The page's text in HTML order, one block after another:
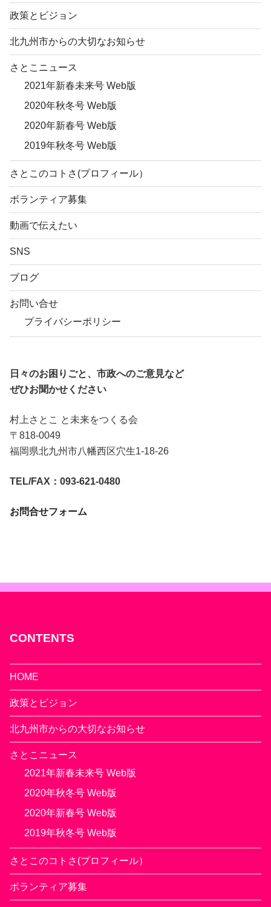
政策とビジョン
北九州市からの大切なお知らせ
さとこニュース
2021年新春未来号 Web版
2020年秋冬号 Web版
2020年新春号 Web版
2019年秋冬号 Web版
さとこのコトさ(プロフィール）
ボランティア募集
動画で伝えたい
SNS
ブログ
お問い合せ
プライバシーポリシー
日々のお困りごと、市政へのご意見など
ぜひお聞かせください
村上さとこ と未来をつくる会
〒818-0049
福岡県北九州市八幡西区穴生1-18-26
TEL/FAX：093-621-0480
お問合せフォーム
CONTENTS
HOME
政策とビジョン
北九州市からの大切なお知らせ
さとこニュース
2021年新春未来号 Web版
2020年秋冬号 Web版
2020年新春号 Web版
2019年秋冬号 Web版
さとこのコトさ(プロフィール）
ボランティア募集